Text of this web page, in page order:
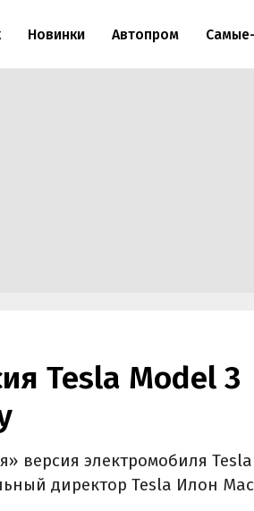
Новинки Автопром
Tesla Model 3
версия электромобиля
директор Tesla Илон